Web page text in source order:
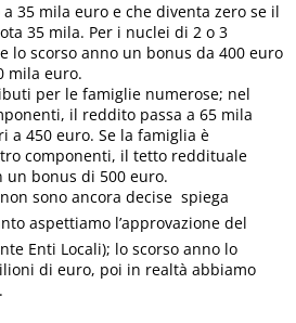
35 mila euro e che diventa zero se il
35 mila. Per i nuclei di 2 o 3
lo scorso anno un bonus da 400 euro
mila euro.
per le famiglie numerose; nel
il reddito passa a 65 mila
a 450 euro. Se la famiglia è
componenti, il tetto reddituale
un bonus di 500 euro.
sono ancora decise  spiega
aspettiamo l’approvazione del
Enti Locali); lo scorso anno lo
di euro, poi in realtà abbiamo